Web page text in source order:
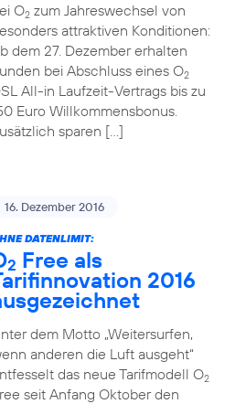
O2zum Jahreswechsel von
attraktiven Konditionen:
dem 27. Dezember erhalten
bei Abschluss eines O2
All-in Laufzeit-Vertrags bis zu
Euro Willkommensbonus.
sparen […]
16. Dezember 2016
DATENLIMIT:
2 Free als
2016
dem Motto „Weitersurfen,
anderen die Luft ausgeht“
das neue Tarifmodell O2
seit Anfang Oktober den